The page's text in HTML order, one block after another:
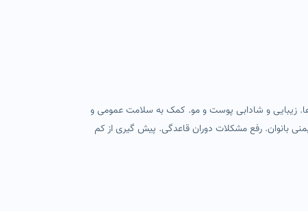
ها. زیبایی و شادابی پوست و مو. کمک به سلامت عمومی و
بانوان. رفع مشکلات دوران قاعدگی. پیش گیری از کم